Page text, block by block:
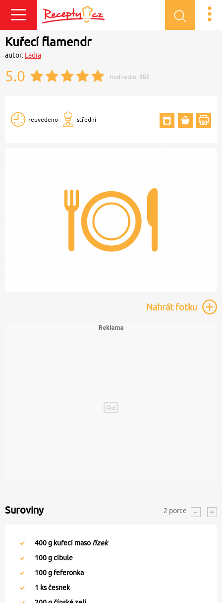
Přihlásit se
Kuřecí flamendr
autor: Ladia
5.0 hodnotilo: 382
neuvedeno střední
Nahrátfotku
Suroviny 2 porce
400g kuřecí maso řízek
100g cibule
100g feferonka
1 ks česnek